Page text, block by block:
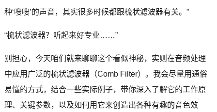
种‘嗖嗖’的声音，其实很多时候都跟梳状滤波器有关。”
“梳状滤波器？听起来好专业……”
别担心，今天咱们就来聊聊这个看似神秘，实则在音频处理
中应用广泛的梳状滤波器（Comb Filter）。我会尽量用通俗
易懂的方式，结合一些实际例子，带你深入了解它的工作原
理、关键参数，以及如何用它来创造出各种有趣的音色效